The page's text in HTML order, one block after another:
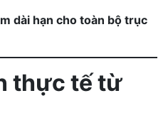
dài hạn cho toàn bộ trục
thực tế từ